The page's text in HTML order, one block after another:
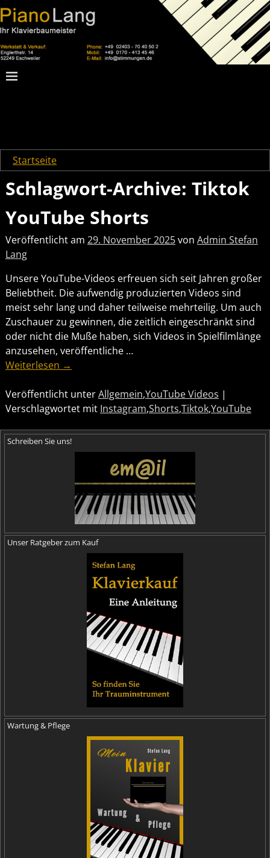
Startseite
Schlagwort-Archive: Tiktok
YouTube Shorts
Veröffentlicht am 29. November 2025von Admin Stefan
Lang
Unsere YouTube-Videos erfreuen sich seit Jahren großer
Beliebtheit. Die aufwendig produzierten Videos sind
meist sehr lang und daher teilweise mehrteilig. Um auch
Zuschauer zu gewinnen, die zeitlich eingeschränkt sind
oder nicht die Muße haben, sich Videos in Spielfilmlänge
anzusehen, veröffentliche …
Weiterlesen →
Veröffentlicht unterAllgemein,YouTube Videos |
Verschlagwortet mit Instagram,Shorts,Tiktok,YouTube
Schreiben Sie uns!
Unser Ratgeber zum Kauf
Wartung & Pflege